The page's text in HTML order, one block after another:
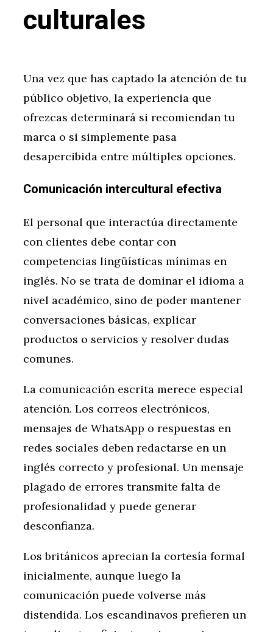
culturales
Una vez que has captado la atención de tu
público objetivo, la experiencia que
ofrezcas determinará si recomiendan tu
marca o si simplemente pasa
desapercibida entre múltiples opciones.
Comunicación intercultural efectiva
El personal que interactúa directamente
con clientes debe contar con
competencias lingüísticas mínimas en
inglés. No se trata de dominar el idioma a
nivel académico, sino de poder mantener
conversaciones básicas, explicar
productos o servicios y resolver dudas
comunes.
La comunicación escrita merece especial
atención. Los correos electrónicos,
mensajes de WhatsApp o respuestas en
redes sociales deben redactarse en un
inglés correcto y profesional. Un mensaje
plagado de errores transmite falta de
profesionalidad y puede generar
desconfianza.
Los británicos aprecian la cortesía formal
inicialmente, aunque luego la
comunicación puede volverse más
distendida. Los escandinavos prefieren un